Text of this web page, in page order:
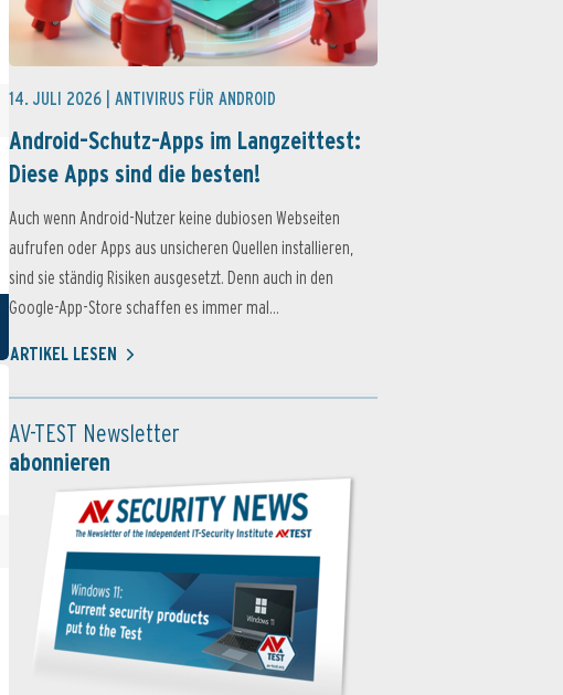
14. JULI 2026 | ANTIVIRUS FÜR ANDROID
Android-Schutz-Apps im Langzeittest:
Diese Apps sind die besten!
Auch wenn Android-Nutzer keine dubiosen Webseiten
aufrufen oder Apps aus unsicheren Quellen installieren,
sind sie ständig Risiken ausgesetzt. Denn auch in den
Google-App-Store schaffen es immer mal...
ARTIKEL LESEN
AV-TEST Newsletter
abonnieren